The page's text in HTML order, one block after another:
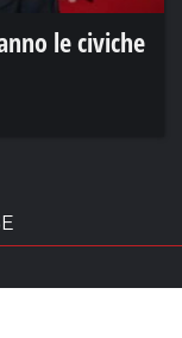
le civiche